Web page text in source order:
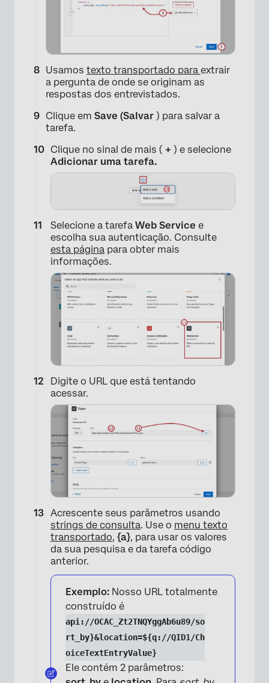
×
×
Usamos texto transportado para extrair
a pergunta de onde se originam as
respostas dos entrevistados.
Clique em Save (Salvar ) para salvar a
tarefa.
Clique no sinal de mais ( + ) e selecione
Adicionar uma tarefa.
Selecione a tarefa Web Service e
escolha sua autenticação. Consulte
esta página para obter mais
informações.
Digite o URL que está tentando
acessar.
Acrescente seus parâmetros usando
strings de consulta. Use o menu texto
transportado, {a}, para usar os valores
da sua pesquisa e da tarefa código
anterior.
Exemplo: Nosso URL totalmente
construído é
api://OCAC_Zt2TNQYggAb6u89/so
rt_by}&location=${q://QID1/Ch
oiceTextEntryValue}
Ele contém 2 parâmetros: